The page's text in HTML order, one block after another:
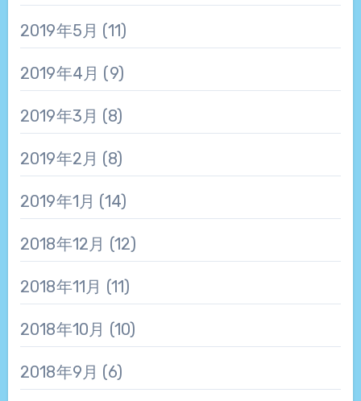
2019年5月 (11)
2019年4月 (9)
2019年3月 (8)
2019年2月 (8)
2019年1月 (14)
2018年12月 (12)
2018年11月 (11)
2018年10月 (10)
2018年9月 (6)